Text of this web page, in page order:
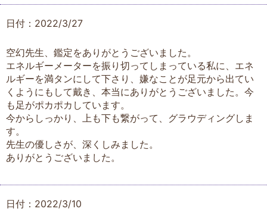
日付：2022/3/27
空幻先生、鑑定をありがとうございました。
エネルギーメーターを振り切ってしまっている私に、エネ
ルギーを満タンにして下さり、嫌なことが足元から出てい
くようにもして戴き、本当にありがとうございました。今
も足がポカポカしています。
今からしっかり、上も下も繋がって、グラウディングしま
す。
先生の優しさが、深くしみました。
ありがとうございました。
日付：2022/3/10